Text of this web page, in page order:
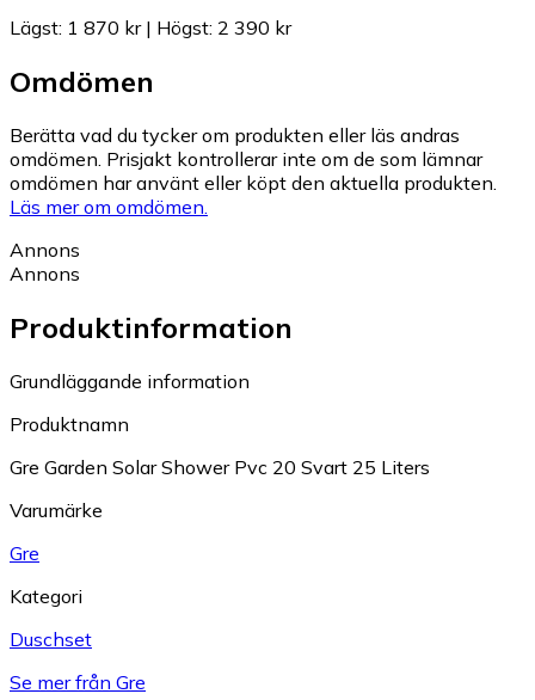
Lägst: 1 870 kr| Högst: 2 390 kr
Omdömen
Berätta vad du tycker om produkten eller läs andras
omdömen. Prisjakt kontrollerar inte om de som lämnar
omdömen har använt eller köpt den aktuella produkten.
Läs mer om omdömen.
Annons
Annons
Produktinformation
Grundläggande information
Produktnamn
Gre Garden Solar Shower Pvc 20 Svart 25 Liters
Varumärke
Gre
Kategori
Duschset
Se mer från Gre